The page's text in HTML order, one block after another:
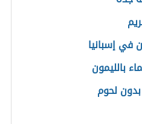
في إسبانيا
بالليمون
لحوم